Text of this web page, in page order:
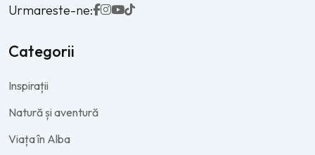
Urmareste-ne:
Categorii
Inspirații
Natură și aventură
Viața în Alba